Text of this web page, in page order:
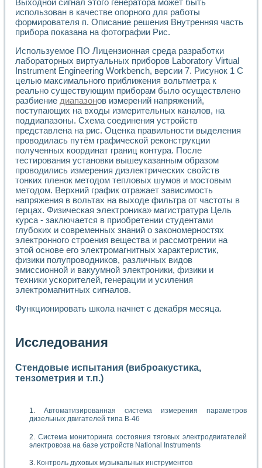
Выходной сигнал этого генератора может быть
использован в качестве опорного для работы
формирователя п. Описание решения Внутренняя часть
прибора показана на фотографии Рис.
Используемое ПО Лицензионная среда разработки
лабораторных виртуальных приборов Laboratory Virtual
Instrument Engineering Workbench, версии 7. Рисунок 1 С
целью максимального приближения вольтметра к
реально существующим приборам было осуществлено
разбиение диапазонов измерений напряжений,
поступающих на входы измерительных каналов, на
поддиапазоны. Схема соединения устройств
представлена на рис. Оценка правильности выделения
проводилась путём графической реконструкции
полученных координат границ контура. После
тестирования установки вышеуказанным образом
проводились измерения диэлектрических свойств
тонких пленок методом тепловых шумов и мостовым
методом. Верхний график отражает зависимость
напряжения в вольтах на выходе фильтра от частоты в
герцах. Физическая электроника» магистратура Цель
курса - заключается в приобретении студентами
глубоких и современных знаний о закономерностях
электронного строения вещества и рассмотрении на
этой основе его электромагнитных характеристик,
физики полупроводников, различных видов
эмиссионной и вакуумной электроники, физики и
техники ускорителей, генерации и усиления
электромагнитных сигналов.
Функционировать школа начнет с декабря месяца.
Исследования
Стендовые испытания (виброакустика,
тензометрия и т.п.)
Автоматизированная система измерения параметров
дизельных двигателей типа В-46
Система мониторинга состояния тяговых электродвигателей
электровоза на базе устройств National Instruments
Контроль духовых музыкальных инструментов